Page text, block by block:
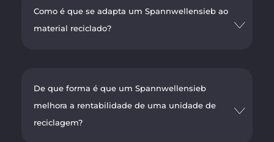
Como é que se adapta um Spannwellensieb ao
material reciclado?
De que forma é que um Spannwellensieb
melhora a rentabilidade de uma unidade de
reciclagem?